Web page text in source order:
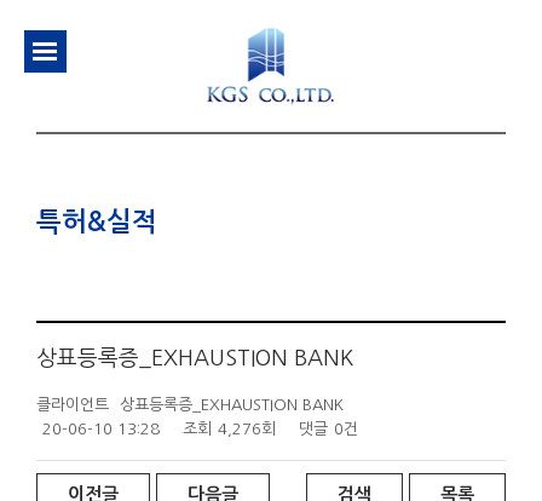
특허&실적
상표등록증_EXHAUSTION BANK
클라이언트
상표등록증_EXHAUSTION BANK
20-06-10 13:28
조회 4,276회 댓글 0건
이전글 다음글 검색 목록